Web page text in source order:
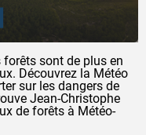
sont de plus en
Découvrez la Météo
sur les dangers de
Jean-Christophe
de forêts à Météo-